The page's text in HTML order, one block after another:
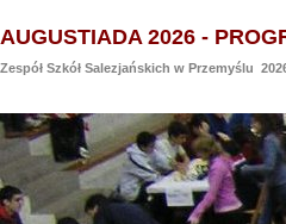
AUGUSTIADA 2026 -
Zespół Szkół Salezjańskich w Przemyślu